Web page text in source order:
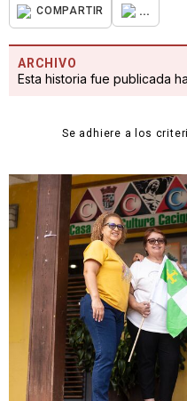
COMPARTIR ...
ARCHIVO
Esta historia fue publicada
Se adhiere a los